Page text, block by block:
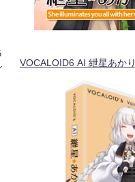
VOCALOID6 AI 紲星あかり